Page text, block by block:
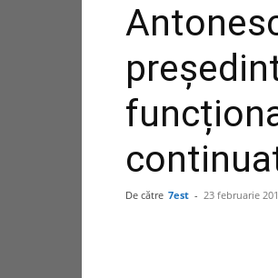
De către 7est - 23 februarie